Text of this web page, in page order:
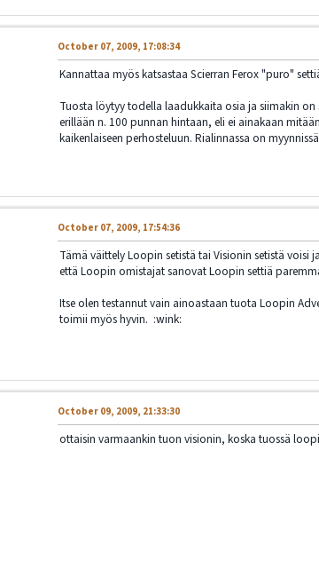
October 07, 2009, 17:08:34
Kannattaa myös katsastaa Scierran Ferox "puro"
Tuosta löytyy todella laadukkaita osia ja siimakin
erillään n. 100 punnan hintaan, eli ei ainakaan
kaikenlaiseen perhosteluun. Rialinnassa on
October 07, 2009, 17:54:36
Tämä väittely Loopin setistä tai Visionin setistä
että Loopin omistajat sanovat Loopin settiä
Itse olen testannut vain ainoastaan tuota Loopin
toimii myös hyvin. :wink:
October 09, 2009, 21:33:30
ottaisin varmaankin tuon visionin, koska tuossä